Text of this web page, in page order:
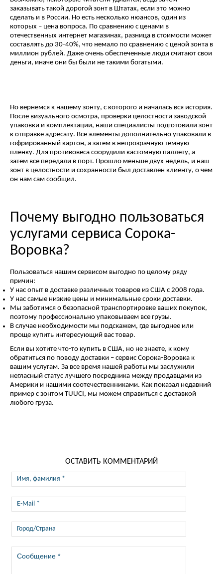
заказывать такой дорогой зонт в Штатах, если это можно
сделать и в России. Но есть несколько нюансов, один из
которых – цена вопроса. По сравнению с ценами в
отечественных интернет магазинах, разница в стоимости может
составлять до 30-40%, что немало по сравнению с ценой зонта в
миллион рублей. Даже очень обеспеченные люди считают свои
деньги, иначе они бы были не такими богатыми.
Но вернемся к нашему зонту, с которого и началась вся история.
После визуального осмотра, проверки целостности заводской
упаковки и комплектации, наши специалисты подготовили зонт
к отправке адресату. Все элементы дополнительно упаковали в
гофрированный картон, а затем в непрозрачную темную
пленку. Для противовеса соорудили кастомную паллету, а
затем все передали в порт. Прошло меньше двух недель, и наш
зонт в целостности и сохранности был доставлен клиенту, о чем
он нам сам сообщил.
Почему выгодно пользоваться
услугами сервиса Сорока-
Воровка?
Пользоваться нашим сервисом выгодно по целому ряду
причин:
У нас опыт в доставке различных товаров из США с 2008 года.
У нас самые низкие цены и минимальные сроки доставки.
Мы заботимся о безопасной транспортировке ваших покупок,
поэтому профессионально упаковываем все грузы.
В случае необходимости мы подскажем, где выгоднее или
проще купить интересующий вас товар.
Если вы хотите что-то купить в США, но не знаете, к кому
обратиться по поводу доставки – сервис Сорока-Воровка к
вашим услугам. За все время нашей работы мы заслужили
негласный статус лучшего посредника между продавцами из
Америки и нашими соотечественниками. Как показал недавний
пример с зонтом TUUCI, мы можем справиться с доставкой
любого груза.
ОСТАВИТЬ КОММЕНТАРИЙ